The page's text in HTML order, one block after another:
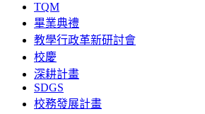
TQM
畢業典禮
教學行政革新研討會
校慶
深耕計畫
SDGS
校務發展計畫